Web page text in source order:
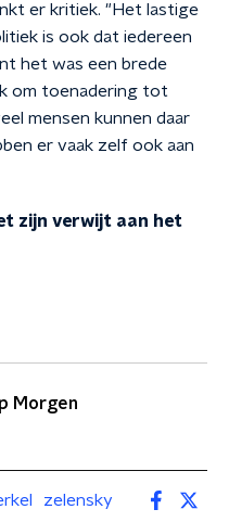
er kritiek. "Het lastige
is ook dat iedereen
het was een brede
om toenadering tot
mensen kunnen daar
er vaak zelf ook aan
zijn verwijt aan het
Morgen
zelensky